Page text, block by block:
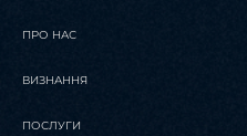
ПРО НАС
ВИЗНАННЯ
ПОСЛУГИ